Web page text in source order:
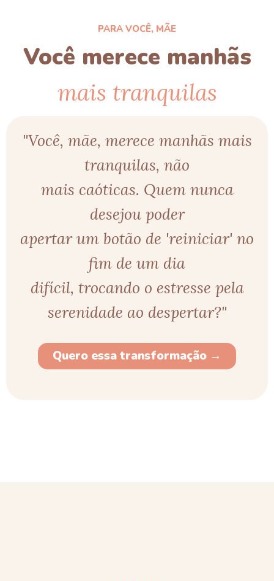
PARA VOCÊ, MÃE
Você merece manhãs
mais tranquilas
"Você, mãe, merece manhãs mais
tranquilas, não
mais caóticas. Quem nunca
desejou poder
apertar um botão de 'reiniciar' no
fim de um dia
difícil, trocando o estresse pela
serenidade ao despertar?"
Quero essa transformação →